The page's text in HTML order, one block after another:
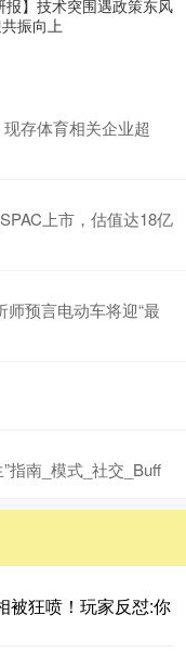
报】技术突围遇政策东风
振向上
存体育相关企业超
上市，估值达18亿
预言电动车将迎“最
指南_模式_社交_Buff
被狂喷！玩家反怼:你